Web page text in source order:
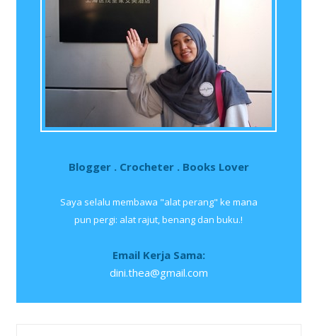
Blogger . Crocheter . Books Lover
Saya selalu membawa "alat perang" ke mana
pun pergi: alat rajut, benang dan buku.!
Email Kerja Sama:
dini.thea@gmail.com